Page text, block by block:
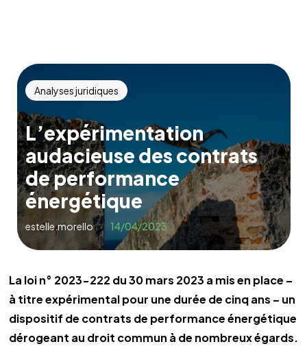
Analyses juridiques
L’expérimentation
audacieuse des contrats
de performance
énergétique
estelle.morello 14/04/2023
La loi n° 2023-222 du 30 mars 2023 a mis en place –
à titre expérimental pour une durée de cinq ans – un
dispositif de contrats de performance énergétique
dérogeant au droit commun à de nombreux égards.